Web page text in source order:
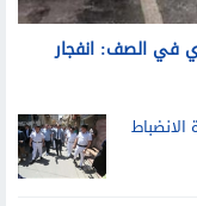
الصحراوي في الصف: انفجار
الانضباط